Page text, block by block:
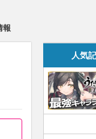
報
人気